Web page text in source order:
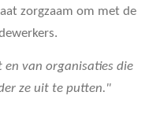
zorgzaam om met de
van organisaties die
ze uit te putten."